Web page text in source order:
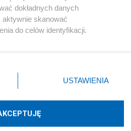
dostarcza:W3media.pl
dokładnych danych
skanować
do celów identyfikacji.
przycisk ustawień prywatności
rogu strony
nie wymagają zgody
sprzeciwić się takiemu
będą miały zastosowania tylko
USTAWIENIA